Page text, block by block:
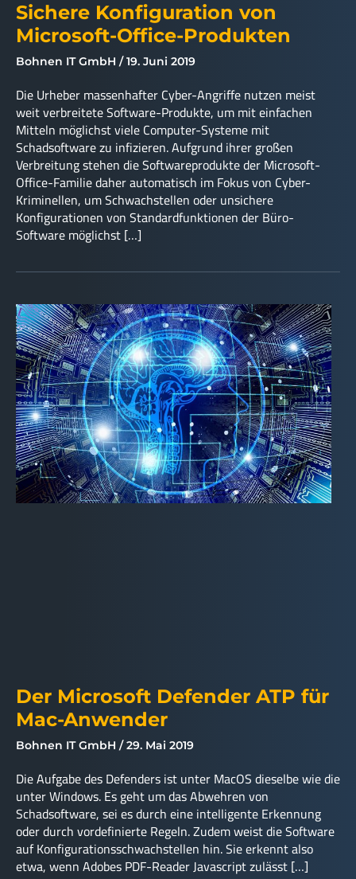
Sichere Konfiguration von
Microsoft-Office-Produkten
Bohnen IT GmbH 19. Juni 2019
Die Urheber massenhafter Cyber-Angriffe nutzen meist
weit verbreitete Software-Produkte, um mit einfachen
Mitteln möglichst viele Computer-Systeme mit
Schadsoftware zu infizieren. Aufgrund ihrer großen
Verbreitung stehen die Softwareprodukte der Microsoft-
Office-Familie daher automatisch im Fokus von Cyber-
Kriminellen, um Schwachstellen oder unsichere
Konfigurationen von Standardfunktionen der Büro-
Software möglichst […]
Der Microsoft Defender ATP für
Mac-Anwender
Bohnen IT GmbH 29. Mai 2019
Die Aufgabe des Defenders ist unter MacOS dieselbe wie die
unter Windows. Es geht um das Abwehren von
Schadsoftware, sei es durch eine intelligente Erkennung
oder durch vordefinierte Regeln. Zudem weist die Software
auf Konfigurationsschwachstellen hin. Sie erkennt also
etwa, wenn Adobes PDF-Reader Javascript zulässt […]